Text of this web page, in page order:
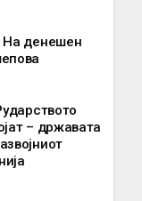
На денешен
– државата